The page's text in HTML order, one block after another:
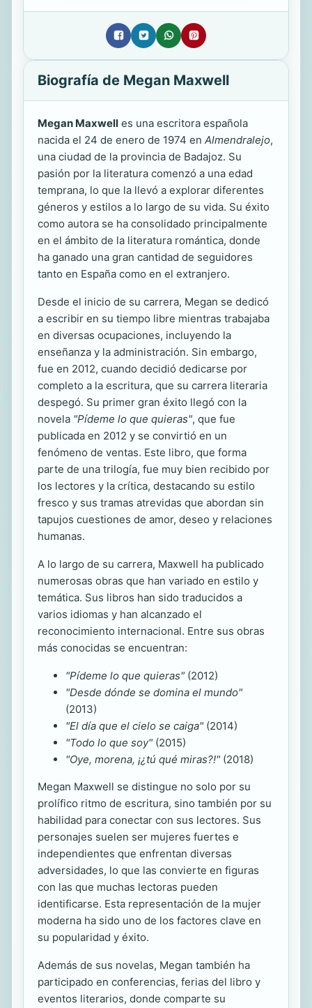
Biografía de Megan Maxwell
Megan Maxwell es una escritora española
nacida el 24 de enero de 1974 en Almendralejo,
una ciudad de la provincia de Badajoz. Su
pasión por la literatura comenzó a una edad
temprana, lo que la llevó a explorar diferentes
géneros y estilos a lo largo de su vida. Su éxito
como autora se ha consolidado principalmente
en el ámbito de la literatura romántica, donde
ha ganado una gran cantidad de seguidores
tanto en España como en el extranjero.
Desde el inicio de su carrera, Megan se dedicó
a escribir en su tiempo libre mientras trabajaba
en diversas ocupaciones, incluyendo la
enseñanza y la administración. Sin embargo,
fue en 2012, cuando decidió dedicarse por
completo a la escritura, que su carrera literaria
despegó. Su primer gran éxito llegó con la
novela "Pídeme lo que quieras", que fue
publicada en 2012 y se convirtió en un
fenómeno de ventas. Este libro, que forma
parte de una trilogía, fue muy bien recibido por
los lectores y la crítica, destacando su estilo
fresco y sus tramas atrevidas que abordan sin
tapujos cuestiones de amor, deseo y relaciones
humanas.
A lo largo de su carrera, Maxwell ha publicado
numerosas obras que han variado en estilo y
temática. Sus libros han sido traducidos a
varios idiomas y han alcanzado el
reconocimiento internacional. Entre sus obras
más conocidas se encuentran:
"Pídeme lo que quieras" (2012)
"Desde dónde se domina el mundo"
(2013)
"El día que el cielo se caiga" (2014)
"Todo lo que soy" (2015)
"Oye, morena, ¡¿tú qué miras?!" (2018)
Megan Maxwell se distingue no solo por su
prolífico ritmo de escritura, sino también por su
habilidad para conectar con sus lectores. Sus
personajes suelen ser mujeres fuertes e
independientes que enfrentan diversas
adversidades, lo que las convierte en figuras
con las que muchas lectoras pueden
identificarse. Esta representación de la mujer
moderna ha sido uno de los factores clave en
su popularidad y éxito.
Además de sus novelas, Megan también ha
participado en conferencias, ferias del libro y
eventos literarios, donde comparte su